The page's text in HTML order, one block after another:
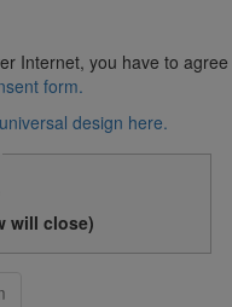
Internet, you have to agree
form.
design here.
will close)